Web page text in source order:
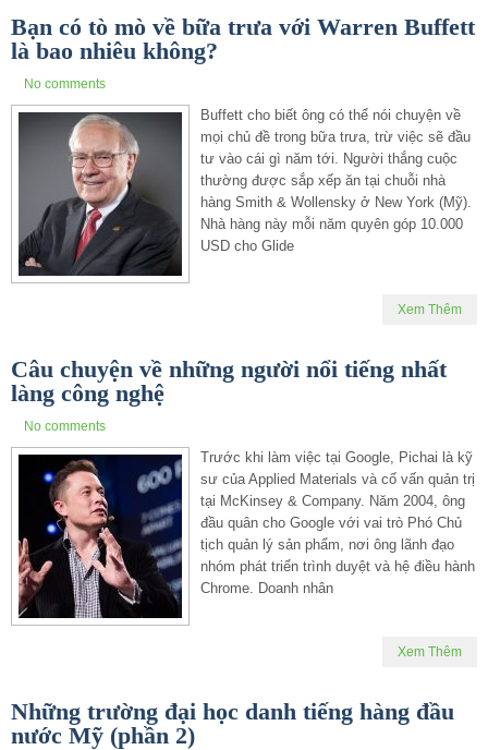
Bạn có tò mò về bữa trưa với Warren Buffett
là bao nhiêu không?
No comments
Buffett cho biết ông có thể nói chuyện về
mọi chủ đề trong bữa trưa, trừ việc sẽ đầu
tư vào cái gì năm tới. Người thắng cuộc
thường được sắp xếp ăn tại chuỗi nhà
hàng Smith & Wollensky ở New York (Mỹ).
Nhà hàng này mỗi năm quyên góp 10.000
USD cho Glide
Xem Thêm
Câu chuyện về những người nổi tiếng nhất
làng công nghệ
No comments
Trước khi làm việc tại Google, Pichai là kỹ
sư của Applied Materials và cố vấn quản trị
tại McKinsey & Company. Năm 2004, ông
đầu quân cho Google với vai trò Phó Chủ
tịch quản lý sản phẩm, nơi ông lãnh đạo
nhóm phát triển trình duyệt và hệ điều hành
Chrome. Doanh nhân
Xem Thêm
Những trường đại học danh tiếng hàng đầu
nước Mỹ (phần 2)